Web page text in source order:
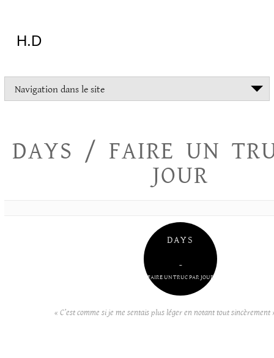
H.D
tout
essayer
Navigation dans le site
DAYS / FAIRE UN
JOUR
DAYS
–
FAIRE UN TRUC PAR JOUR
« C’est comme si je me sentais plus léger en notant tout sincèrement